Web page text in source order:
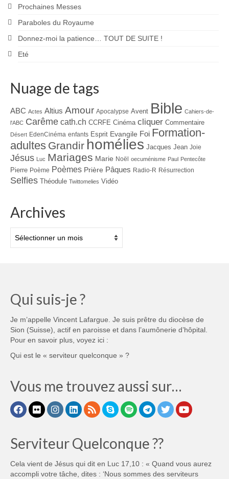
Prochaines Messes
Paraboles du Royaume
Donnez-moi la patience… TOUT DE SUITE !
Eté
Nuage de tags
ABC Actes Altius Amour Apocalypse Avent Bible Cahiers-de-
l'ABC Carême cath.ch CCRFE Cinéma cliquer Commentaire
Désert EdenCinéma enfants Esprit Evangile Foi Formation-
adultes Grandir homélies Jacques Jean Joie
Jésus Luc Mariages Marie Noël oecuménisme Paul Pentecôte
Pierre Poème Poèmes Prière Pâques Radio-R Résurrection
Selfies Théodule Twittomelies Vidéo
Archives
Qui suis-je ?
Je m’appelle Vincent Lafargue. Je suis prêtre du diocèse de
Sion (Suisse), actif en paroisse et dans l’aumônerie d’hôpital.
Pour en savoir plus, voyez ici :
Qui est le « serviteur quelconque » ?
Vous me trouvez aussi sur…
Serviteur Quelconque ??
Cela vient de Jésus qui dit en Luc 17,10 : « Quand vous aurez
accompli votre tâche, dites : ‘Nous sommes des serviteurs